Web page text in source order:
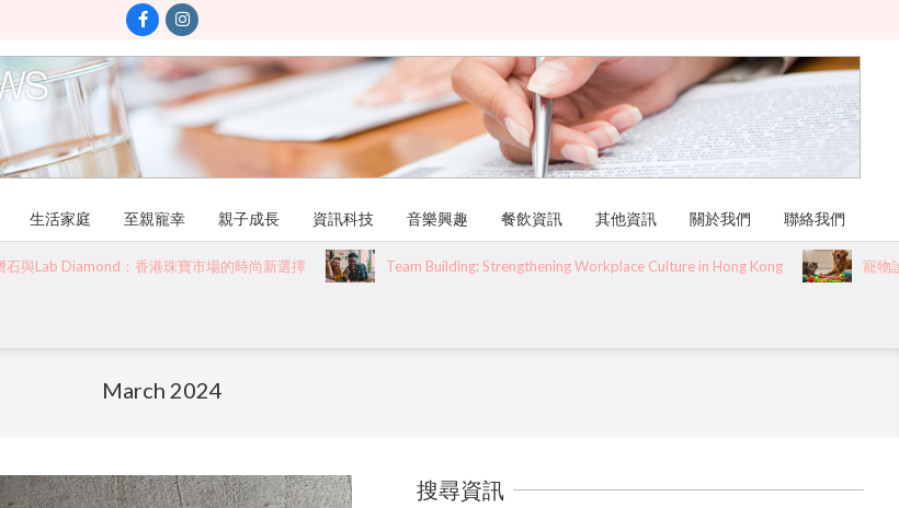
生活家庭 至親寵幸 親子成長 資訊科技 音樂興趣 餐飲資訊 其他資訊 關於我們 聯絡我們
Diamond：香港珠寶市場的時尚新選擇 Team Building: Strengthening Workplace Culture in Hong Kong 寵物診所
March 2024
搜尋資訊